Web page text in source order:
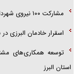
مشارکت ۱۰۰ نیروی شهرداری کرج در پاکبانی مرز مهران
اسقرار خادمان البرزی
توسعه همکاری‌های
استان البرز